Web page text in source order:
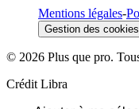
Mentions légales-
Gestion des cookies
© 2026 Plus que pro.
Crédit Libra